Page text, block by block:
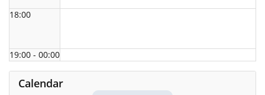
18:00
19:00 - 00:00
Calendar